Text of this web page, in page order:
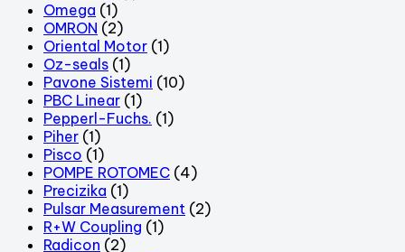
Omega (1)
OMRON (2)
Oriental Motor (1)
Oz-seals (1)
Pavone Sistemi (10)
PBC Linear (1)
Pepperl-Fuchs. (1)
Piher (1)
Pisco (1)
POMPE ROTOMEC (4)
Precizika (1)
Pulsar Measurement (2)
R+W Coupling (1)
Radicon (2)